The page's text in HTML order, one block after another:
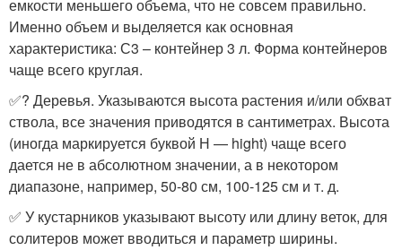
емкости меньшего объема, что не совсем правильно.
Именно объем и выделяется как основная
характеристика: С3 – контейнер 3 л. Форма контейнеров
чаще всего круглая. ⠀
✅? Деревья. Указываются высота растения и/или обхват
ствола, все значения приводятся в сантиметрах. Высота
(иногда маркируется буквой Н — hight) чаще всего
дается не в абсолютном значении, а в некотором
диапазоне, например, 50-80 см, 100-125 см и т. д. ⠀
✅ У кустарников указывают высоту или длину веток, для
солитеров может вводиться и параметр ширины. ⠀